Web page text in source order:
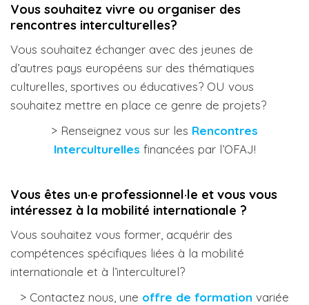
Vous souhaitez vivre ou organiser des
rencontres interculturelles?
Vous souhaitez échanger avec des jeunes de
d’autres pays européens sur des thématiques
culturelles, sportives ou éducatives? OU vous
souhaitez mettre en place ce genre de projets?
> Renseignez vous sur les Rencontres
Interculturelles financées par l’OFAJ!
Vous êtes un·e professionnel·le et vous vous
intéressez à la mobilité internationale ?
Vous souhaitez vous former, acquérir des
compétences spécifiques liées à la mobilité
internationale et à l’interculturel?
> Contactez nous, une offre de formation variée